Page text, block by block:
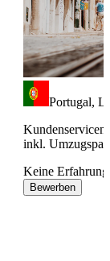
Portugal,
inkl.
Keine
Bewerben